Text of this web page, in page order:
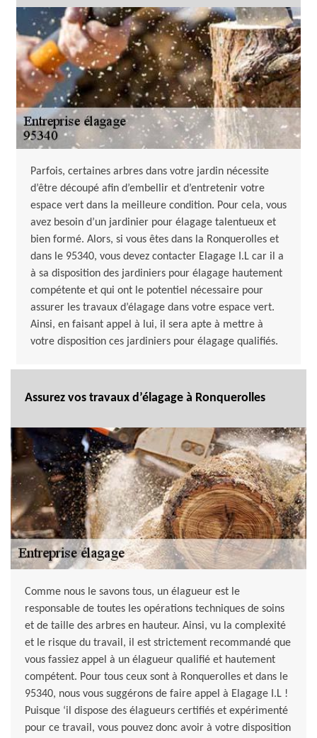
Parfois, certaines arbres dans votre jardin nécessite
d’être découpé afin d’embellir et d’entretenir votre
espace vert dans la meilleure condition. Pour cela, vous
avez besoin d’un jardinier pour élagage talentueux et
bien formé. Alors, si vous êtes dans la Ronquerolles et
dans le 95340, vous devez contacter Elagage I.L car il a
à sa disposition des jardiniers pour élagage hautement
compétente et qui ont le potentiel nécessaire pour
assurer les travaux d’élagage dans votre espace vert.
Ainsi, en faisant appel à lui, il sera apte à mettre à
votre disposition ces jardiniers pour élagage qualifiés.
Assurez vos travaux d’élagage à Ronquerolles
Comme nous le savons tous, un élagueur est le
responsable de toutes les opérations techniques de soins
et de taille des arbres en hauteur. Ainsi, vu la complexité
et le risque du travail, il est strictement recommandé que
vous fassiez appel à un élagueur qualifié et hautement
compétent. Pour tous ceux sont à Ronquerolles et dans le
95340, nous vous suggérons de faire appel à Elagage I.L !
Puisque ‘il dispose des élagueurs certifiés et expérimenté
pour ce travail, vous pouvez donc avoir à votre disposition